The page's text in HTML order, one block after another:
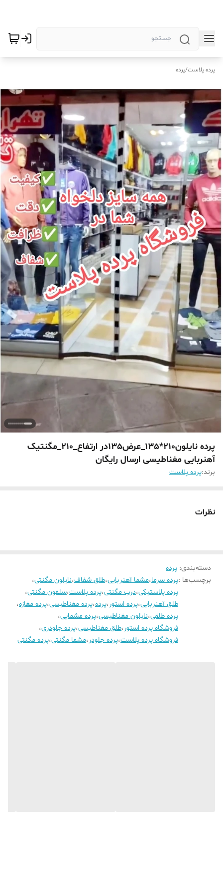
پرده پلاست/پرده
پرده نایلون210*135_عرض135در ارتفاع_210_مگنتیک
آهنربایی مغناطیسی ارسال رایگان
برند:پرده پلاست
نظرات
دسته‌بندی: پرده
برچسب‌ها :پرده سرما،مشما آهنربایی،طلق شفاف،نایلون مگنتی،
پرده پلاستیکی،درب مگنتی،پرده پلاست،سلفون مگنتی،
طلق آهنربایی،پرده استور،پرده،پرده مغناطیسی،پرده مغازه،
پرده طلقی،نایلون مغناطیسی،پرده مشمایی،
فروشگاه پرده استور،طلق مغناطیسی،پرده جلودری،
فروشگاه پرده پلاست،پرده جلودر،مشما مگنتی،پرده مگنتی